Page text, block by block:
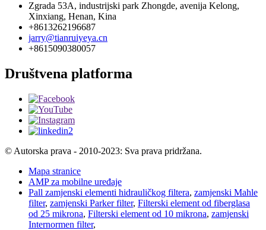
Zgrada 53A, industrijski park Zhongde, avenija Kelong,
Xinxiang, Henan, Kina
+8613262196687
jarry@tianruiyeya.cn
+8615090380057
Društvena platforma
© Autorska prava - 2010-2023: Sva prava pridržana.
Mapa stranice
AMP za mobilne uređaje
Pall zamjenski elementi hidrauličkog filtera, zamjenski Mahle
filter, zamjenski Parker filter, Filterski element od fiberglasa
od 25 mikrona, Filterski element od 10 mikrona, zamjenski
Internormen filter,